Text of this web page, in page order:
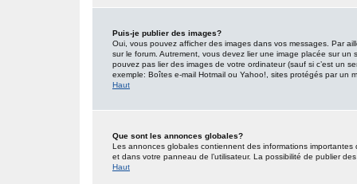
Puis-je publier des images?
Oui, vous pouvez afficher des images dans vos messages. Par
sur le forum. Autrement, vous devez lier une image placée sur
pouvez pas lier des images de votre ordinateur (sauf si c’est un
exemple: Boîtes e-mail Hotmail ou Yahoo!, sites protégés par un
Haut
Que sont les annonces globales?
Les annonces globales contiennent des informations
et dans votre panneau de l’utilisateur. La possibilité de publier
Haut